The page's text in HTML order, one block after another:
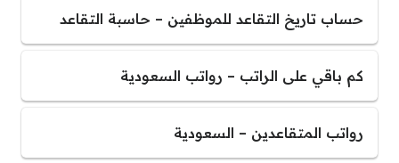
حساب تاريخ التقاعد للموظفين – حاسبة التقاعد
كم باقي على الراتب – رواتب السعودية
رواتب المتقاعدين – السعودية